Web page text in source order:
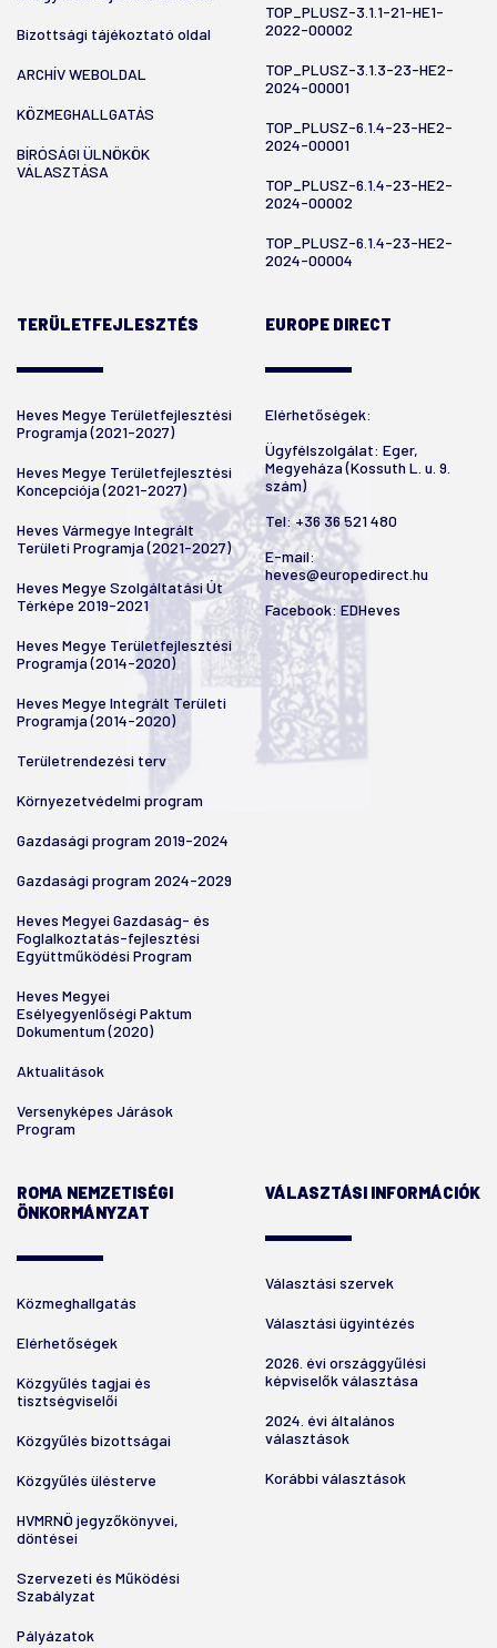
Bizottsági tájékoztató oldal
ARCHÍV WEBOLDAL
KÖZMEGHALLGATÁS
BÍRÓSÁGI ÜLNÖKÖK
VÁLASZTÁSA
TOP_PLUSZ-3.1.1-21-HE1-
2022-00002
TOP_PLUSZ-3.1.3-23-HE2-
2024-00001
TOP_PLUSZ-6.1.4-23-HE2-
2024-00001
TOP_PLUSZ-6.1.4-23-HE2-
2024-00002
TOP_PLUSZ-6.1.4-23-HE2-
2024-00004
TERÜLETFEJLESZTÉS
Heves Megye Területfejlesztési
Programja (2021-2027)
Heves Megye Területfejlesztési
Koncepciója (2021-2027)
Heves Vármegye Integrált
Területi Programja (2021-2027)
Heves Megye Szolgáltatási Út
Térképe 2019-2021
Heves Megye Területfejlesztési
Programja (2014-2020)
Heves Megye Integrált Területi
Programja (2014-2020)
Területrendezési terv
Környezetvédelmi program
Gazdasági program 2019-2024
Gazdasági program 2024-2029
Heves Megyei Gazdaság- és
Foglalkoztatás-fejlesztési
Együttműködési Program
Heves Megyei
Esélyegyenlőségi Paktum
Dokumentum (2020)
Aktualitások
Versenyképes Járások
Program
EUROPE DIRECT
Elérhetőségek:
Ügyfélszolgálat: Eger,
Megyeháza (Kossuth L. u. 9.
szám)
Tel:+36 36 521 480
E-mail:
heves@europedirect.hu
Facebook: EDHeves
ROMA NEMZETISÉGI
ÖNKORMÁNYZAT
Közmeghallgatás
Elérhetőségek
Közgyűlés tagjai és
tisztségviselői
Közgyűlés bizottságai
Közgyűlés ülésterve
HVMRNÖ jegyzőkönyvei,
döntései
Szervezeti és Működési
Szabályzat
Pályázatok
VÁLASZTÁSI INFORMÁCIÓK
Választási szervek
Választási ügyintézés
2026. évi országgyűlési
képviselők választása
2024. évi általános
választások
Korábbi választások